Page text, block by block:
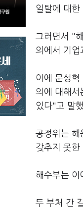
일탈에 대한
그러면서 "
의에서 기업
이에 문성
의에 대해서
있다"고 말
공정위는 해
갖추지 못한
해수부는 이
두 부처 간